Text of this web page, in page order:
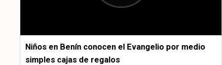
Niños en Benín conocen el Evangelio por medio
simples cajas de regalos